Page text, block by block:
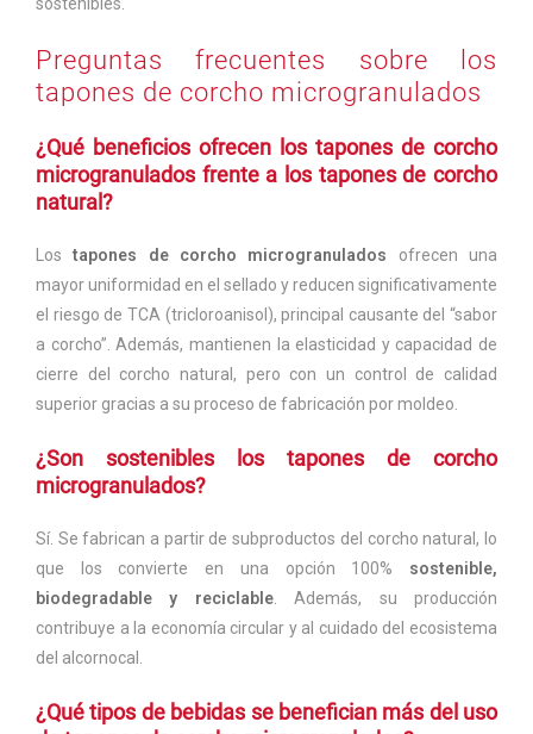
sostenibles.
Preguntas frecuentes sobre los
tapones de corcho microgranulados
¿Qué beneficios ofrecen los tapones de corcho
microgranulados frente a los tapones de corcho
natural?
Lostapones de corcho microgranulados ofrecen una
mayor uniformidad en el sellado y reducen significativamente
el riesgo de TCA (tricloroanisol), principal causante del “sabor
a corcho”. Además, mantienen la elasticidad y capacidad de
cierre del corcho natural, pero con un control de calidad
superior gracias a su proceso de fabricación por moldeo.
¿Son sostenibles los tapones de corcho
microgranulados?
Sí. Se fabrican a partir de subproductos del corcho natural, lo
que los convierte en una opción 100% sostenible,
biodegradable y reciclable. Además, su producción
contribuye a la economía circular y al cuidado del ecosistema
del alcornocal.
¿Qué tipos de bebidas se benefician más del uso